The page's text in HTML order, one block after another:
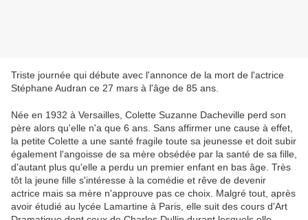
Triste journée qui débute avec l'annonce de la mort de l'actrice
Stéphane Audran ce 27 mars à l'âge de 85 ans.
Née en 1932 à Versailles, Colette Suzanne Dacheville perd son
père alors qu'elle n'a que 6 ans. Sans affirmer une cause à effet,
la petite Colette a une santé fragile toute sa jeunesse et doit subir
également l'angoisse de sa mère obsédée par la santé de sa fille,
d'autant plus qu'elle a perdu un premier enfant en bas âge. Très
tôt la jeune fille s'intéresse à la comédie et rêve de devenir
actrice mais sa mère n'approuve pas ce choix. Malgré tout, après
avoir étudié au lycée Lamartine à Paris, elle suit des cours d'Art